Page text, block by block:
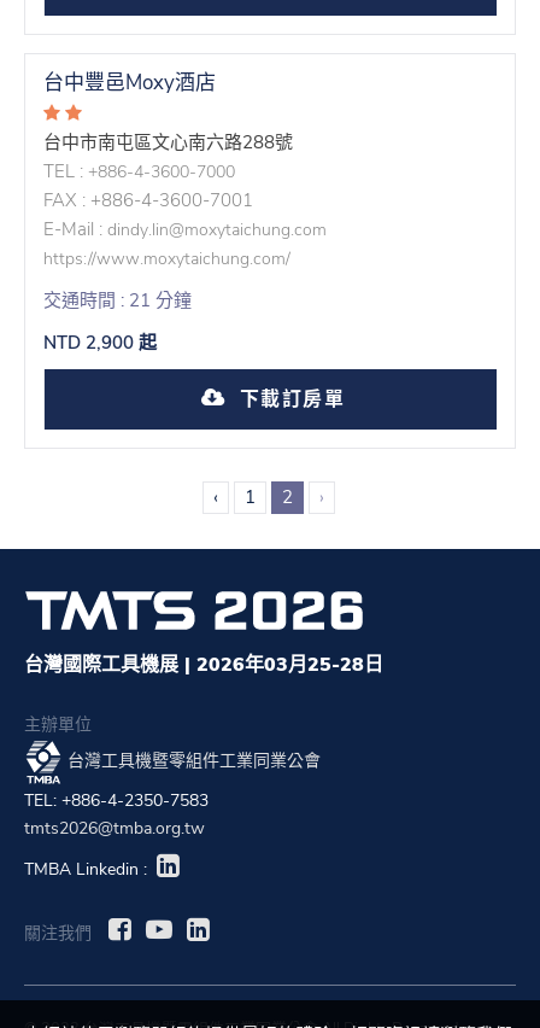
台中豐邑Moxy酒店
台中市南屯區文心南六路288號
TEL : +886-4-3600-7000
FAX : +886-4-3600-7001
E-Mail : dindy.lin@moxytaichung.com
https://www.moxytaichung.com/
交通時間 : 21 分鐘
NTD 2,900 起
下載訂房單
‹ 1 2 ›
台灣國際工具機展 | 2026年03月25-28日
主辦單位
台灣工具機暨零組件工業同業公會
TEL: +886-4-2350-7583
tmts2026@tmba.org.tw
TMBA Linkedin :
關注我們